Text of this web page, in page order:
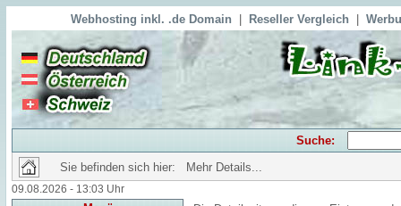
Webhosting inkl. .de Domain Reseller Vergleich
Suche:
Sie befinden sich hier: Mehr Details...
09.08.2026 - 13:03 Uhr